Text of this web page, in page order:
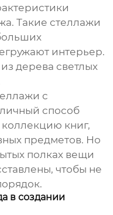
Такие стеллажи
интерьер.
дерева светлых
с
способ
книг,
предметов. Но
полках вещи
чтобы не
в создании